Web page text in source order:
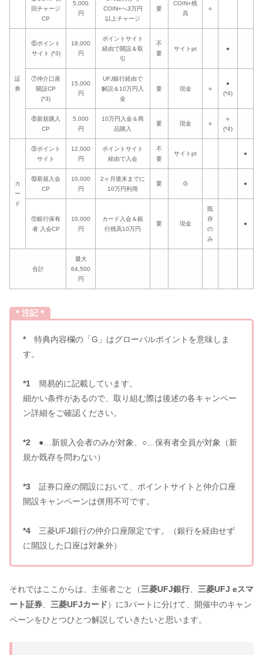
回チャージ
CP
5,000
円
COIN+へ3万円
以上チャージ
要
COIN+残
高
○
証
券
⑥ポイント
サイト (*3)
18,000
円
ポイントサイト
経由で開設＆取
引
不
要
サイトpt ●
⑦仲介口座
開設CP
(*3)
15,000
円
UFJ銀行経由で
解説＆10万円入
金
要 現金 ○
●
(*4)
⑧新規購入
CP
5,000
円
10万円入金＆商
品購入
要 現金 ○
○
(*4)
カ
ー
ド
⑨ポイント
サイト
12,000
円
ポイントサイト
経由で入会
不
要
サイトpt ●
⑩新規入会
CP
10,000
円
2ヶ月後末までに
10万円利用
要 G ●
⑪銀行保有
者 入会CP
10,000
円
カード入会＆銀
行残高10万円
要 現金
既
存
の
み
●
合計
最大
64,500
円
＊注記＊
*特典内容欄の「G」はグローバルポイントを意味しま
す。
*1 簡易的に記載しています。
細かい条件があるので、取り組む際は後述の各キャンペー
ン詳細をご確認ください。
*2 ●…新規入会者のみが対象、○…保有者全員が対象（新
規か既存を問わない）
*3 証券口座の開設において、ポイントサイトと仲介口座
開設キャンペーンは併用不可です。
*4 三菱UFJ銀行の仲介口座限定です。（銀行を経由せず
に開設した口座は対象外）
それではここからは、主催者ごと（三菱UFJ銀行
三菱UFJ eスマ
ート証券
三菱UFJカード）に3パートに分けて、開催中のキャン
ペーンをひとつひとつ解説していきたいと思います。